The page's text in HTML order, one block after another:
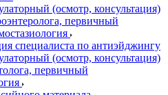
(осмотр, консультация)
первичный
специалиста по антиэйджингу
(осмотр, консультация)
первичный